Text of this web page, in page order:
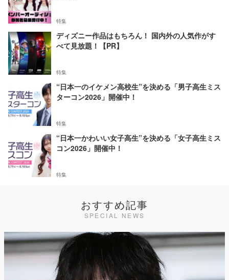
特集
ディズニー作品はもちろん！ 国内外の人気作がす
べて見放題！【PR】
特集
“日本一のイケメン高校生”を決める「男子高生ミス
ターコン2026」開催中！
特集
“日本一かわいい女子高生”を決める「女子高生ミス
コン2026」開催中！
特集
おすすめ記事
SPECIAL NEWS